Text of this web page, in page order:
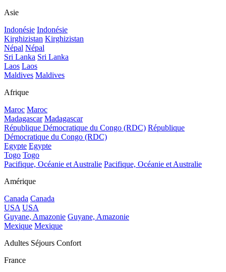
Asie
Indonésie Indonésie
Kirghizistan Kirghizistan
Népal Népal
Sri Lanka Sri Lanka
Laos Laos
Maldives Maldives
Afrique
Maroc Maroc
Madagascar Madagascar
République Démocratique du Congo (RDC) République
Démocratique du Congo (RDC)
Egypte Egypte
Togo Togo
Pacifique, Océanie et Australie Pacifique, Océanie et Australie
Amérique
Canada Canada
USA USA
Guyane, Amazonie Guyane, Amazonie
Mexique Mexique
Adultes Séjours Confort
France